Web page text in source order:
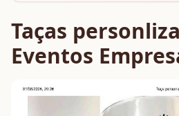
Taças
Eventos